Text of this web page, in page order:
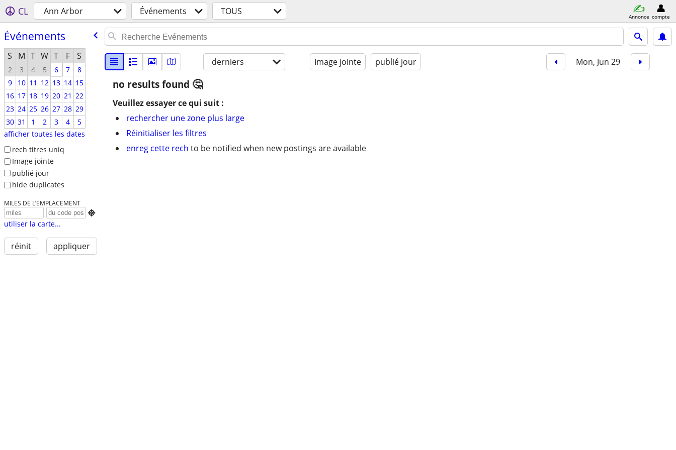
CL Ann Arbor Événements TOUS Annonce compte
Événements
S M T W T F S
2 3 4 5 6 7
8
9
10 11 12 13 14 15
16 17 18 19 20 21 22
23 24 25 26 27 28 29
30 31 1 2 3 4
5
afficher toutes les dates
rech titres uniq
Image jointe
publié jour
hide duplicates
MILES DE L’EMPLACEMENT

utiliser la carte...
réinit appliquer
derniers Image jointe publié jour Mon, Jun 29
no results found
Veuillez essayer ce qui suit :
rechercher une zone plus large
Réinitialiser les filtres
enreg cette rech to be notified when new postings are available